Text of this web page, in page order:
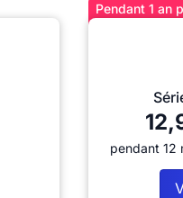
Pendant 1 an
pendant 12